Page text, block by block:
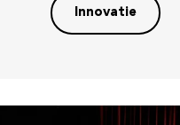
Innovatie